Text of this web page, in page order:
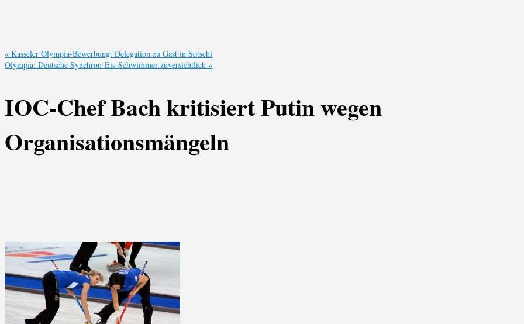
« Kasseler Olympia-Bewerbung: Delegation zu Gast in Sotschi
Olympia: Deutsche Synchron-Eis-Schwimmer zuversichtlich »
IOC-Chef Bach kritisiert Putin wegen
Organisationsmängeln